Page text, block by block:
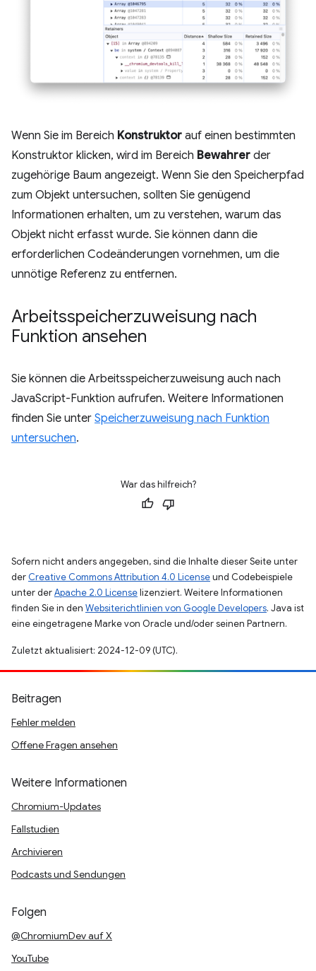
Wenn Sie im Bereich Konstruktor auf einen bestimmten
Konstruktor klicken, wird im Bereich Bewahrer der
zugehörige Baum angezeigt. Wenn Sie den Speicherpfad
zum Objekt untersuchen, sollten Sie genügend
Informationen erhalten, um zu verstehen, warum das
Objekt nicht erfasst wurde. Sie können dann die
erforderlichen Codeänderungen vornehmen, um die
unnötige Referenz zu entfernen.
Arbeitsspeicherzuweisung nach
Funktion ansehen
Sie können die Arbeitsspeicherzuweisung auch nach
JavaScript-Funktion aufrufen. Weitere Informationen
finden Sie unter Speicherzuweisung nach Funktion
untersuchen.
War das hilfreich?
Sofern nicht anders angegeben, sind die Inhalte dieser Seite unter
der Creative Commons Attribution 4.0 Licenseund Codebeispiele
unter derApache 2.0 Licenselizenziert. Weitere Informationen
finden Sie in den Websiterichtlinien von Google Developers. Java ist
eine eingetragene Marke von Oracle und/oder seinen Partnern.
Zuletzt aktualisiert: 2024-12-09 (UTC).
Beitragen
Fehler melden
Offene Fragen ansehen
Weitere Informationen
Chromium-Updates
Fallstudien
Archivieren
Podcasts und Sendungen
Folgen
@ChromiumDev auf X
YouTube